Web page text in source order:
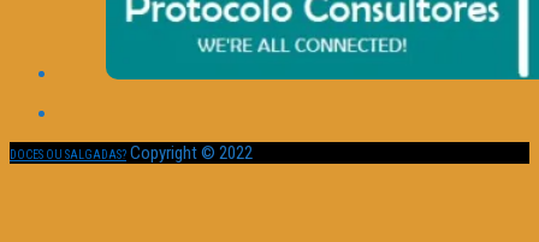
DOCES OU SALGADAS? Copyright © 2022